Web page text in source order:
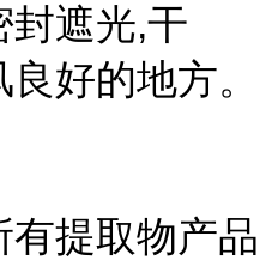
封遮光,干
好的地方。
提取物产品